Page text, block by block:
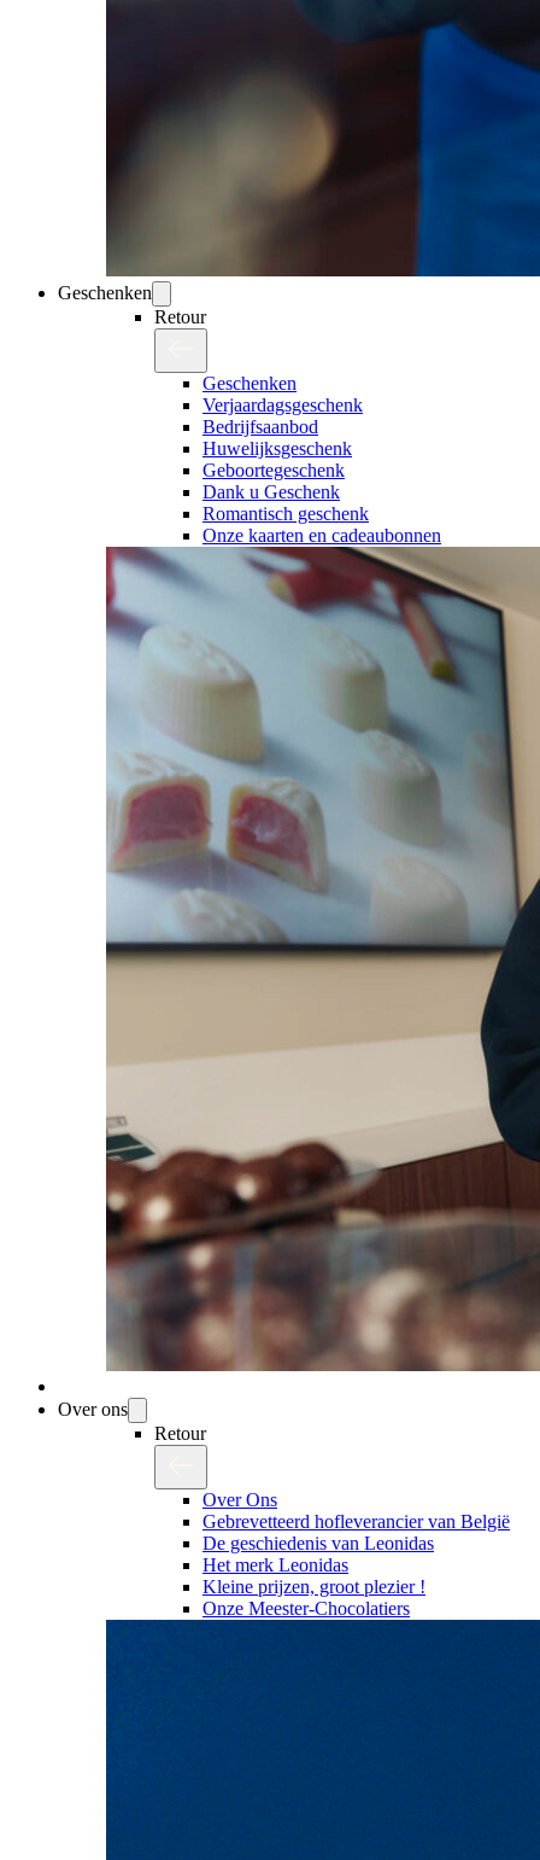
Geschenken
Retour
Geschenken
Verjaardagsgeschenk
Bedrijfsaanbod
Huwelijksgeschenk
Geboortegeschenk
Dank u Geschenk
Romantisch geschenk
Onze kaarten en cadeaubonnen
Over ons
Retour
Over Ons
Gebrevetteerd hofleverancier van België
De geschiedenis van Leonidas
Het merk Leonidas
Kleine prijzen, groot plezier !
Onze Meester-Chocolatiers